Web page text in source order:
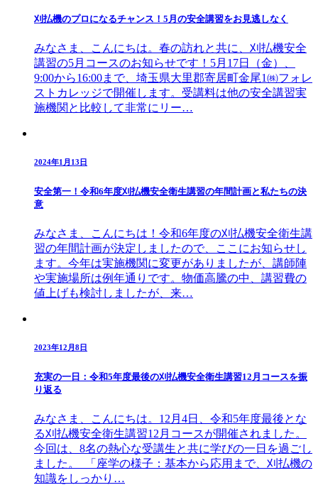
刈払機のプロになるチャンス！5月の安全講習をお見逃しなく
みなさま、こんにちは。春の訪れと共に、刈払機安全
講習の5月コースのお知らせです！5月17日（金）、
9:00から16:00まで、埼玉県大里郡寄居町金尾1㈱フォレ
ストカレッジで開催します。受講料は他の安全講習実
施機関と比較して非常にリー…
2024年1月13日
安全第一！令和6年度刈払機安全衛生講習の年間計画と私たちの決
意
みなさま、こんにちは！令和6年度の刈払機安全衛生講
習の年間計画が決定しましたので、ここにお知らせし
ます。今年は実施機関に変更がありましたが、講師陣
や実施場所は例年通りです。物価高騰の中、講習費の
値上げも検討しましたが、来…
2023年12月8日
充実の一日：令和5年度最後の刈払機安全衛生講習12月コースを振
り返る
みなさま、こんにちは。12月4日、令和5年度最後とな
る刈払機安全衛生講習12月コースが開催されました。
今回は、8名の熱心な受講生と共に学びの一日を過ごし
ました。 「座学の様子：基本から応用まで、刈払機の
知識をしっかり…